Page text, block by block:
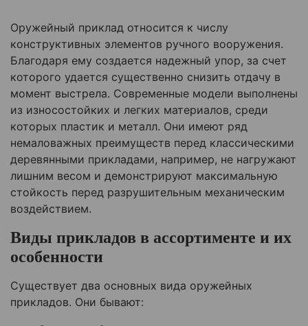
Оружейный приклад относится к числу
конструктивных элементов ручного вооружения.
Благодаря ему создается надежный упор, за счет
которого удается существенно снизить отдачу в
момент выстрела. Современные модели выполнены
из износостойких и легких материалов, среди
которых пластик и металл. Они имеют ряд
немаловажных преимуществ перед классическими
деревянными прикладами, например, не нагружают
лишним весом и демонстрируют максимальную
стойкость перед разрушительным механическим
воздействием.
Виды прикладов в ассортименте и их
особенности
Существует два основных вида оружейных
прикладов. Они бывают: